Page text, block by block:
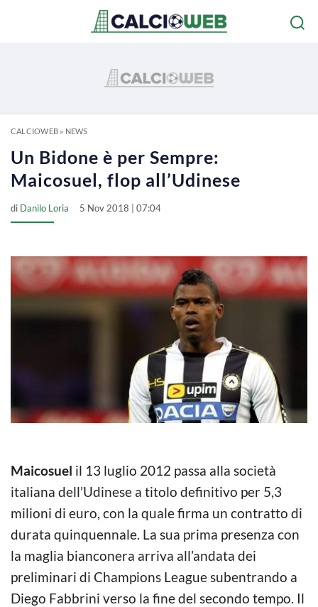
CALCIOWEB» NEWS
Un Bidone è per Sempre:
Maicosuel, flop all’Udinese
di Danilo Loria 5 Nov 2018 | 07:04
Maicosuel il 13 luglio 2012 passa alla società
italiana dell’Udinese a titolo definitivo per 5,3
milioni di euro, con la quale firma un contratto di
durata quinquennale. La sua prima presenza con
la maglia bianconera arriva all’andata dei
preliminari di Champions League subentrando a
Diego Fabbrini verso la fine del secondo tempo. Il